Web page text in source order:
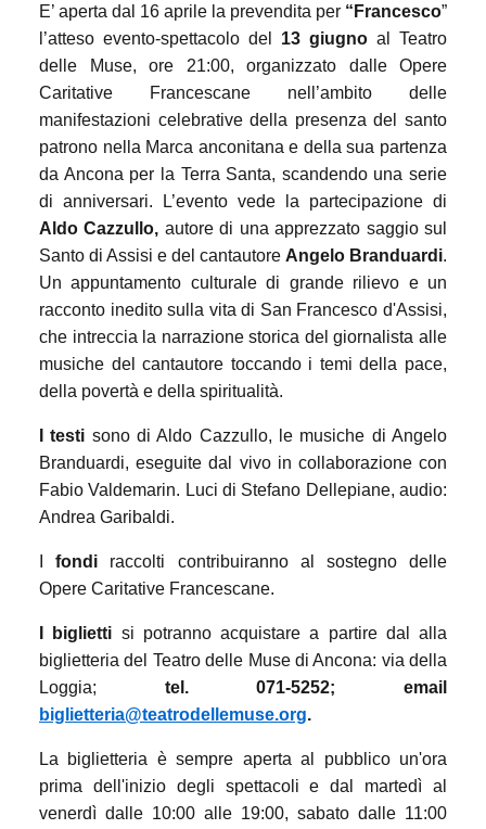
E’ aperta dal 16 aprile la prevendita per “Francesco”
l’atteso evento-spettacolo del 13 giugno al Teatro
delle Muse, ore 21:00, organizzato dalle Opere
Caritative Francescane nell’ambito delle
manifestazioni celebrative della presenza del santo
patrono nella Marca anconitana e della sua partenza
da Ancona per la Terra Santa, scandendo una serie
di anniversari. L’evento vede la partecipazione di
Aldo Cazzullo, autore di una apprezzato saggio sul
Santo di Assisi e del cantautore Angelo Branduardi.
Un appuntamento culturale di grande rilievo e un
racconto inedito sulla vita di San Francesco d'Assisi,
che intreccia la narrazione storica del giornalista alle
musiche del cantautore toccando i temi della pace,
della povertà e della spiritualità.
I testi sono di Aldo Cazzullo, le musiche di Angelo
Branduardi, eseguite dal vivo in collaborazione con
Fabio Valdemarin. Luci di Stefano Dellepiane, audio:
Andrea Garibaldi.
Ifondi raccolti contribuiranno al sostegno delle
Opere Caritative Francescane.
I biglietti si potranno acquistare a partire dal alla
biglietteria del Teatro delle Muse di Ancona: via della
Loggia; tel. 071-5252; email
biglietteria@teatrodellemuse.org.
La biglietteria è sempre aperta al pubblico un'ora
prima dell'inizio degli spettacoli e dal martedì al
venerdì dalle 10:00 alle 19:00, sabato dalle 11:00